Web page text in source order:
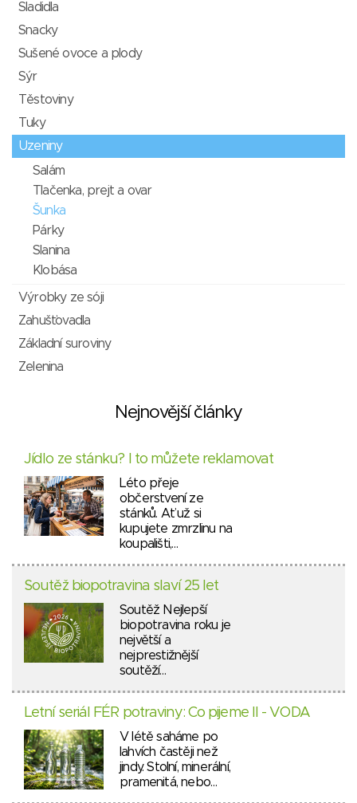
Sladidla
Snacky
Sušené ovoce a plody
Sýr
Těstoviny
Tuky
Uzeniny
Salám
Tlačenka, prejt a ovar
Šunka
Párky
Slanina
Klobása
Výrobky ze sóji
Zahušťovadla
Základní suroviny
Zelenina
Nejnovější články
Jídlo ze stánku? I to můžete reklamovat
Léto přeje
občerstvení ze
stánků. Ať už si
kupujete zmrzlinu na
koupališti,…
Soutěž biopotravina slaví 25 let
Soutěž Nejlepší
biopotravina roku je
největší a
nejprestižnější
soutěží…
Letní seriál FÉR potraviny: Co pijeme II - VODA
V létě saháme po
lahvích častěji než
jindy. Stolní, minerální,
pramenitá, nebo…